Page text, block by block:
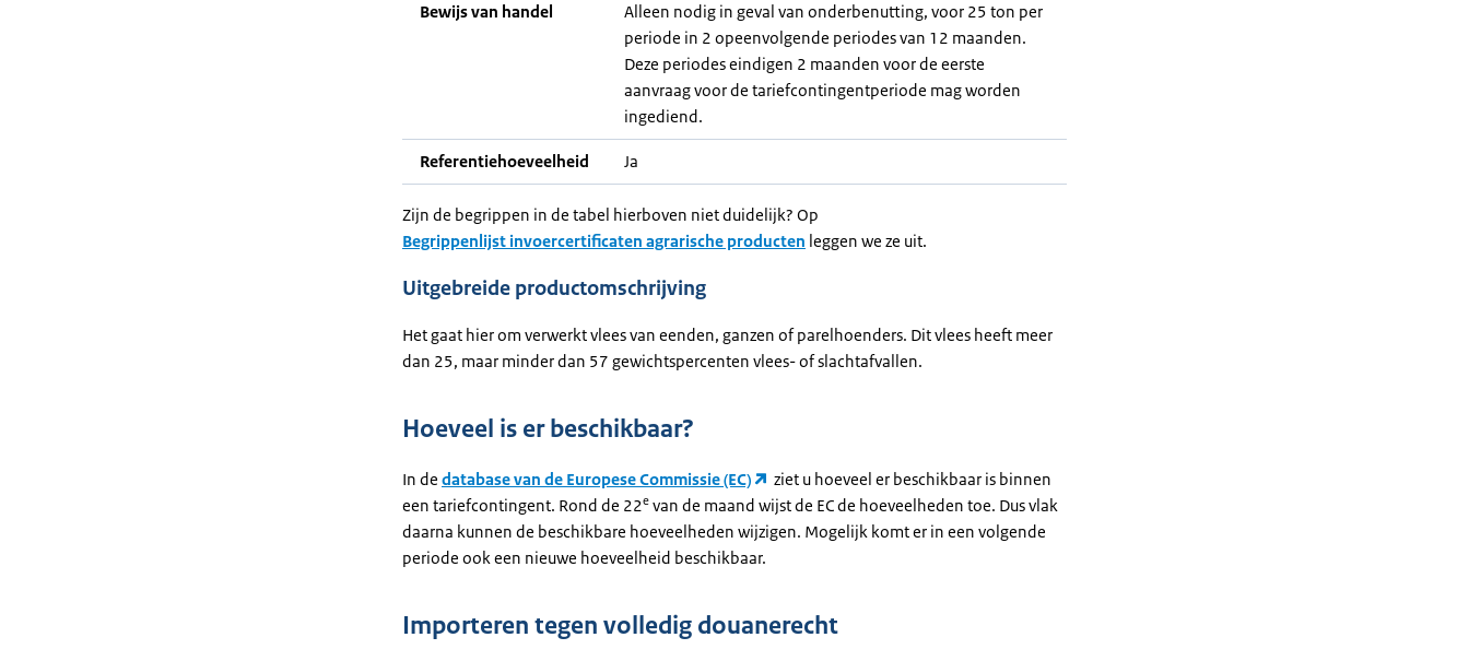
Bewijs van handel
Alleen nodig in geval van onderbenutting, voor 25 ton per
periode in 2 opeenvolgende periodes van 12 maanden.
Deze periodes eindigen 2 maanden voor de eerste
aanvraag voor de tariefcontingentperiode mag worden
ingediend.
Referentiehoeveelheid Ja
Zijn de begrippen in de tabel hierboven niet duidelijk? Op
Begrippenlijst invoercertificaten agrarische producten leggen we ze uit.
Uitgebreide productomschrijving
Het gaat hier om verwerkt vlees van eenden, ganzen of parelhoenders. Dit vlees heeft meer
dan 25, maar minder dan 57 gewichtspercenten vlees- of slachtafvallen.
Hoeveel is er beschikbaar?
In de database van de Europese Commissie (EC)
ziet u hoeveel er beschikbaar is binnen
een tariefcontingent. Rond de 22e van de maand wijst de EC de hoeveelheden toe. Dus vlak
daarna kunnen de beschikbare hoeveelheden wijzigen. Mogelijk komt er in een volgende
periode ook een nieuwe hoeveelheid beschikbaar.
Importeren tegen volledig douanerecht